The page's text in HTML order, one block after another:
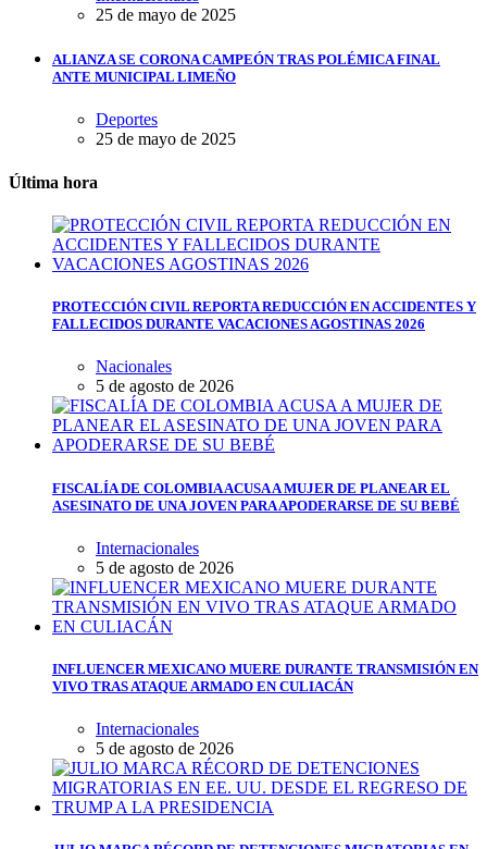
25 de mayo de 2025
ALIANZA SE CORONA CAMPEÓN TRAS POLÉMICA FINAL
ANTE MUNICIPAL LIMEÑO
Deportes
25 de mayo de 2025
Última hora
PROTECCIÓN CIVIL REPORTA REDUCCIÓN EN ACCIDENTES Y
FALLECIDOS DURANTE VACACIONES AGOSTINAS 2026
Nacionales
5 de agosto de 2026
FISCALÍA DE COLOMBIA ACUSA A MUJER DE PLANEAR EL
ASESINATO DE UNA JOVEN PARA APODERARSE DE SU BEBÉ
Internacionales
5 de agosto de 2026
INFLUENCER MEXICANO MUERE DURANTE TRANSMISIÓN EN
VIVO TRAS ATAQUE ARMADO EN CULIACÁN
Internacionales
5 de agosto de 2026